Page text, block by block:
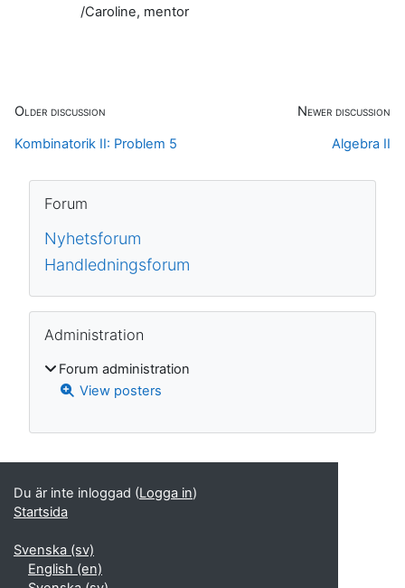
/Caroline, mentor
Older discussion
Kombinatorik II: Problem 5
Newer discussion
Algebra II
Forum
Nyhetsforum
Handledningsforum
Administration
Forum administration
View posters
Kompletterande block
Du är inte inloggad (Logga in)
Startsida
Svenska ‎(sv)‎
English ‎(en)‎